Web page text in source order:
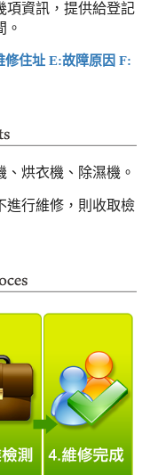
項資訊，提供給登記
。
住址 E:故障原因 F:
烘衣機、除濕機。
行維修，則收取檢